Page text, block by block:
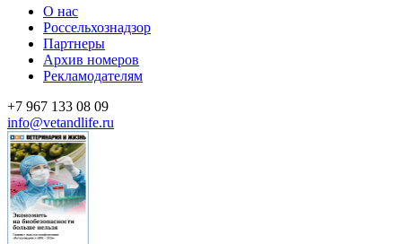
О нас
Россельхознадзор
Партнеры
Архив номеров
Рекламодателям
+7 967 133 08 09
info@vetandlife.ru